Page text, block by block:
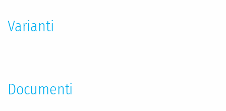
Varianti
Documenti